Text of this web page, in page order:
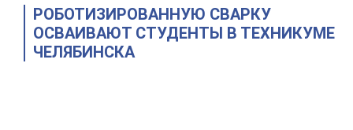
РОБОТИЗИРОВАННУЮ СВАРКУ
ОСВАИВАЮТ СТУДЕНТЫ В ТЕХНИКУМЕ
ЧЕЛЯБИНСКА